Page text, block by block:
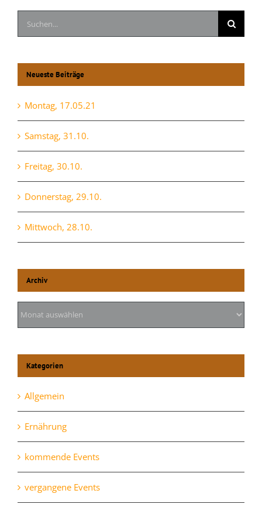
Suche
nach:
Neueste Beiträge
Montag, 17.05.21
Samstag, 31.10.
Freitag, 30.10.
Donnerstag, 29.10.
Mittwoch, 28.10.
Archiv
Archiv
Kategorien
Allgemein
Ernährung
kommende Events
vergangene Events